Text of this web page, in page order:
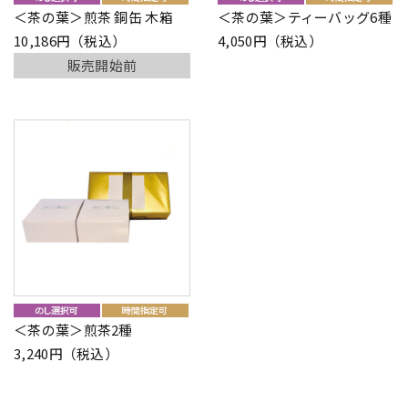
＜茶の葉＞煎茶 銅缶 木箱
10,186円（税込）
販売開始前
＜茶の葉＞ティーバッグ6種
4,050円（税込）
＜茶の葉＞煎茶2種
3,240円（税込）